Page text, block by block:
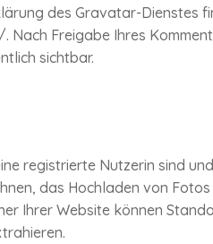
des Gravatar-Dienstes
. Nach Freigabe Ihres
sichtbar.
registrierte Nutzerin sind
das Hochladen von Fotos
Ihrer Website können